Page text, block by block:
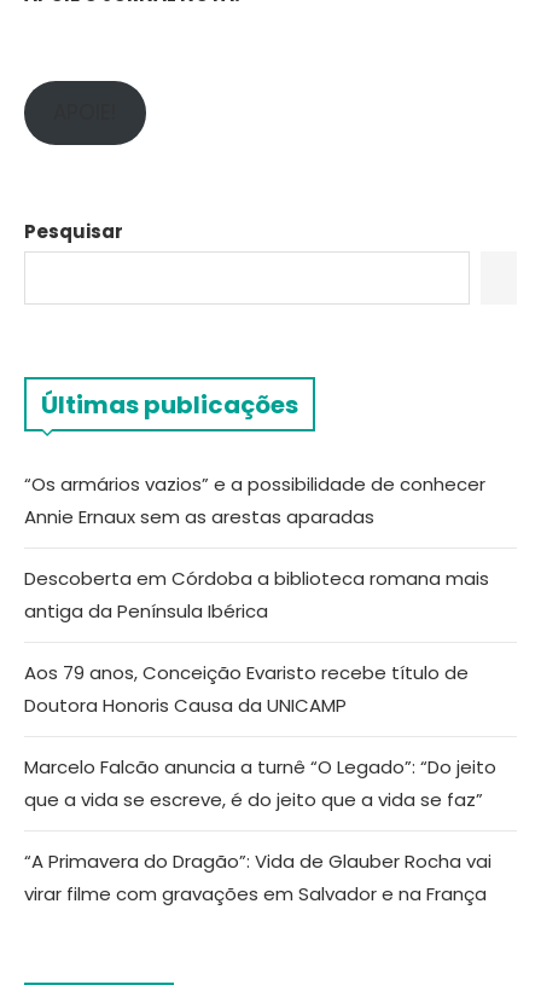
Pesquisar
Últimas publicações
“Os armários vazios” e a possibilidade de conhecer
Annie Ernaux sem as arestas aparadas
Descoberta em Córdoba a biblioteca romana mais
antiga da Península Ibérica
Aos 79 anos, Conceição Evaristo recebe título de
Doutora Honoris Causa da UNICAMP
Marcelo Falcão anuncia a turnê “O Legado”: “Do jeito
que a vida se escreve, é do jeito que a vida se faz”
“A Primavera do Dragão”: Vida de Glauber Rocha vai
virar filme com gravações em Salvador e na França